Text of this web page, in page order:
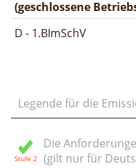
(geschlossene
D - 1.BImSchV
Legende für die
Die
(gilt nur für